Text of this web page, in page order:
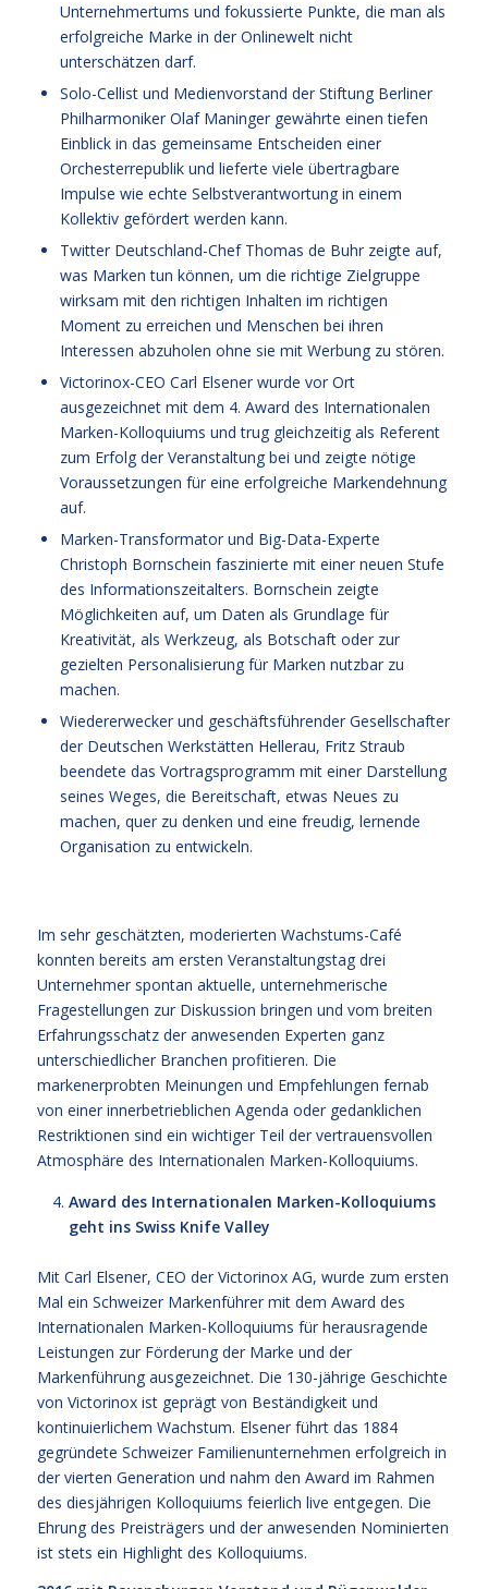
Unternehmertums und fokussierte Punkte, die man als
erfolgreiche Marke in der Onlinewelt nicht
unterschätzen darf.
Solo-Cellist und Medienvorstand der Stiftung Berliner
Philharmoniker Olaf Maninger gewährte einen tiefen
Einblick in das gemeinsame Entscheiden einer
Orchesterrepublik und lieferte viele übertragbare
Impulse wie echte Selbstverantwortung in einem
Kollektiv gefördert werden kann.
Twitter Deutschland-Chef Thomas de Buhr zeigte auf,
was Marken tun können, um die richtige Zielgruppe
wirksam mit den richtigen Inhalten im richtigen
Moment zu erreichen und Menschen bei ihren
Interessen abzuholen ohne sie mit Werbung zu stören.
Victorinox-CEO Carl Elsener wurde vor Ort
ausgezeichnet mit dem 4. Award des Internationalen
Marken-Kolloquiums und trug gleichzeitig als Referent
zum Erfolg der Veranstaltung bei und zeigte nötige
Voraussetzungen für eine erfolgreiche Markendehnung
auf.
Marken-Transformator und Big-Data-Experte
Christoph Bornschein faszinierte mit einer neuen Stufe
des Informationszeitalters. Bornschein zeigte
Möglichkeiten auf, um Daten als Grundlage für
Kreativität, als Werkzeug, als Botschaft oder zur
gezielten Personalisierung für Marken nutzbar zu
machen.
Wiedererwecker und geschäftsführender Gesellschafter
der Deutschen Werkstätten Hellerau, Fritz Straub
beendete das Vortragsprogramm mit einer Darstellung
seines Weges, die Bereitschaft, etwas Neues zu
machen, quer zu denken und eine freudig, lernende
Organisation zu entwickeln.
Im sehr geschätzten, moderierten Wachstums-Café
konnten bereits am ersten Veranstaltungstag drei
Unternehmer spontan aktuelle, unternehmerische
Fragestellungen zur Diskussion bringen und vom breiten
Erfahrungsschatz der anwesenden Experten ganz
unterschiedlicher Branchen profitieren. Die
markenerprobten Meinungen und Empfehlungen fernab
von einer innerbetrieblichen Agenda oder gedanklichen
Restriktionen sind ein wichtiger Teil der vertrauensvollen
Atmosphäre des Internationalen Marken-Kolloquiums.
Award des Internationalen Marken-Kolloquiums
geht ins Swiss Knife Valley
Mit Carl Elsener, CEO der Victorinox AG, wurde zum ersten
Mal ein Schweizer Markenführer mit dem Award des
Internationalen Marken-Kolloquiums für herausragende
Leistungen zur Förderung der Marke und der
Markenführung ausgezeichnet. Die 130-jährige Geschichte
von Victorinox ist geprägt von Beständigkeit und
kontinuierlichem Wachstum. Elsener führt das 1884
gegründete Schweizer Familienunternehmen erfolgreich in
der vierten Generation und nahm den Award im Rahmen
des diesjährigen Kolloquiums feierlich live entgegen. Die
Ehrung des Preisträgers und der anwesenden Nominierten
ist stets ein Highlight des Kolloquiums.